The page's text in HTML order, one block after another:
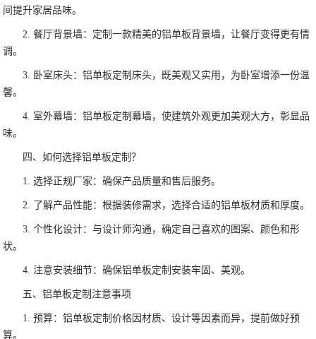
间提升家居品味。
2. 餐厅背景墙：定制一款精美的铝单板背景墙，让餐厅变得更有情
调。
3. 卧室床头：铝单板定制床头，既美观又实用，为卧室增添一份温
馨。
4. 室外幕墙：铝单板定制幕墙，使建筑外观更加美观大方，彰显品
味。
四、如何选择铝单板定制？
1. 选择正规厂家：确保产品质量和售后服务。
2. 了解产品性能：根据装修需求，选择合适的铝单板材质和厚度。
3. 个性化设计：与设计师沟通，确定自己喜欢的图案、颜色和形
状。
4. 注意安装细节：确保铝单板定制安装牢固、美观。
五、铝单板定制注意事项
1. 预算：铝单板定制价格因材质、设计等因素而异，提前做好预
算。